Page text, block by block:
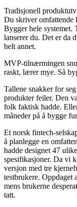
Tradisjonell
Du skriver omfattende
Bygger hele systemet.
lanserer du. Det er da
helt annet.
MVP-tilnærmingen
raskt, lærer mye. Så
Tallene snakker for
produkter feiler. Den
folk faktisk hadde.
måneder på å bygge
Et norsk fintech-
å planlegge en
hadde designet 47
spesifikasjoner. Da vi
versjon med tre
testbrukere. Oppdaget
mens brukerne
tatt.